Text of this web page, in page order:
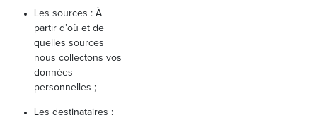
Les sources : À
partir d’où et de
quelles sources
nous collectons vos
données
personnelles ;
Les destinataires :